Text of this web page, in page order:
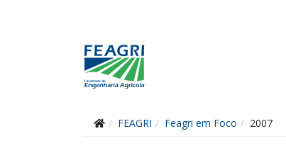
FEAGRI Feagri em Foco 2007